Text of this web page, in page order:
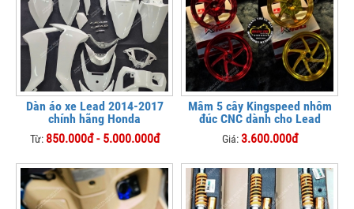
Dàn áo xe Lead 2014-2017
chính hãng Honda
Từ: 850.000đ - 5.000.000đ
Mâm 5 cây Kingspeed nhôm
đúc CNC dành cho Lead
Giá:3.600.000đ